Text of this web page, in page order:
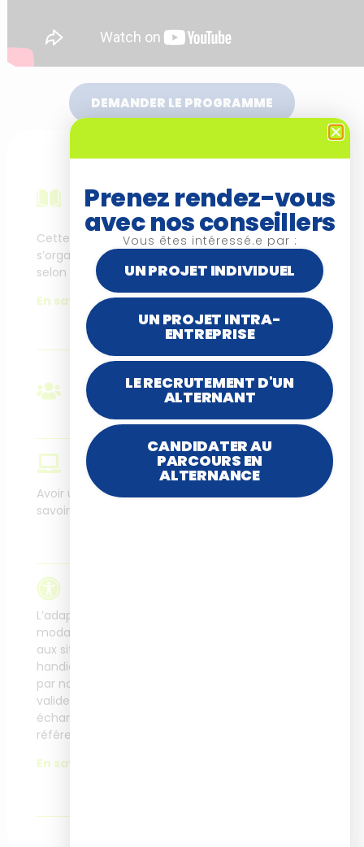
DEMANDER LE PROGRAMME
pédagogiqu
es
Cette formation
s’organise différemment
selon la modalité choisie.
En savoir plus.
Public
Prérequis
Avoir une expertise, des
savoirs à transmettre.
L’adaptation des
modalités de formation
aux situations de
handicap rencontrées
par nos apprenants se
valident après un
échange avec notre
référente Accessibilité.
En savoir plus.
Modalités
d'évaluation et
moyens
d'organisation
organisationnelles et sur
les évaluations sont
En savoir plus.
Métiers cibles
Formateur occasionnel,
expert métier devenant
Prenez rendez-vous
avec nos conseillers
Vous êtes intéressé.e par :
UN PROJET INDIVIDUEL
UN PROJET INTRA-
ENTREPRISE
LE RECRUTEMENT D'UN
ALTERNANT
CANDIDATER AU
PARCOURS EN
ALTERNANCE